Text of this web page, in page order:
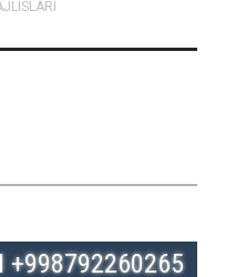
+998792260265